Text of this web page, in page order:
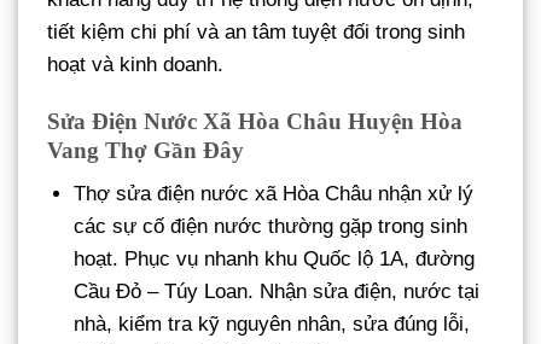
tiết kiệm chi phí và an tâm tuyệt đối trong sinh
hoạt và kinh doanh.
Sửa Điện Nước Xã Hòa Châu Huyện Hòa
Vang Thợ Gần Đây
Thợ sửa điện nước xã Hòa Châu nhận xử lý
các sự cố điện nước thường gặp trong sinh
hoạt. Phục vụ nhanh khu Quốc lộ 1A, đường
Cầu Đỏ – Túy Loan. Nhận sửa điện, nước tại
nhà, kiểm tra kỹ nguyên nhân, sửa đúng lỗi,